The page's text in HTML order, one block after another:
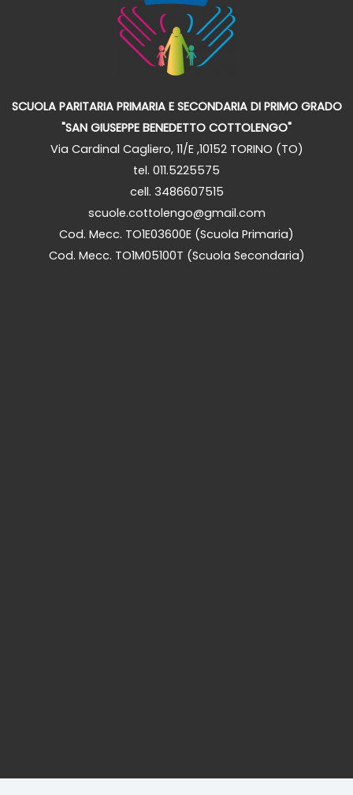
SCUOLA PARITARIA PRIMARIA E SECONDARIA DI PRIMO GRADO
"SAN GIUSEPPE BENEDETTO COTTOLENGO"
Via Cardinal Cagliero, 11/E ,10152 TORINO (TO)
tel. 011.5225575
cell. 3486607515
scuole.cottolengo@gmail.com
Cod. Mecc. TO1E03600E (Scuola Primaria)
Cod. Mecc. TO1M05100T (Scuola Secondaria)